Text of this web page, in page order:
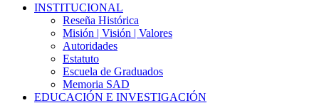
Menu
INSTITUCIONAL
Reseña Histórica
Misión | Visión | Valores
Autoridades
Estatuto
Escuela de Graduados
Memoria SAD
EDUCACIÓN E INVESTIGACIÓN